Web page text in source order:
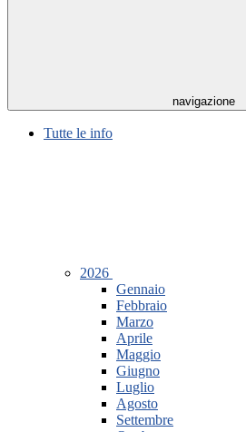
navigazione
Tutte le info
2026
Gennaio
Febbraio
Marzo
Aprile
Maggio
Giugno
Luglio
Agosto
Settembre